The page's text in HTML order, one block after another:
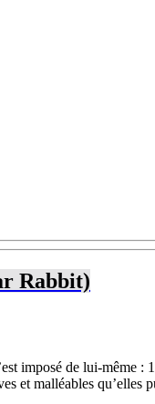
Rabbit)
imposé de lui-même
et malléables qu’elles